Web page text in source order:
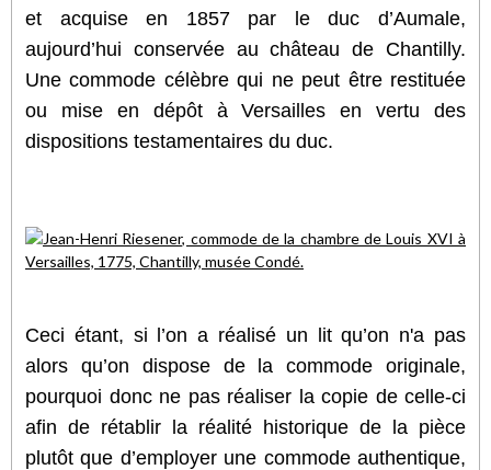
et acquise en 1857 par le duc d’Aumale,
aujourd’hui conservée au château de Chantilly.
Une commode célèbre qui ne peut être restituée
ou mise en dépôt à Versailles en vertu des
dispositions testamentaires du duc.
Ceci étant, si l’on a réalisé un lit qu’on n'a pas
alors qu’on dispose de la commode originale,
pourquoi donc ne pas réaliser la copie de celle-ci
afin de rétablir la réalité historique de la pièce
plutôt que d’employer une commode authentique,